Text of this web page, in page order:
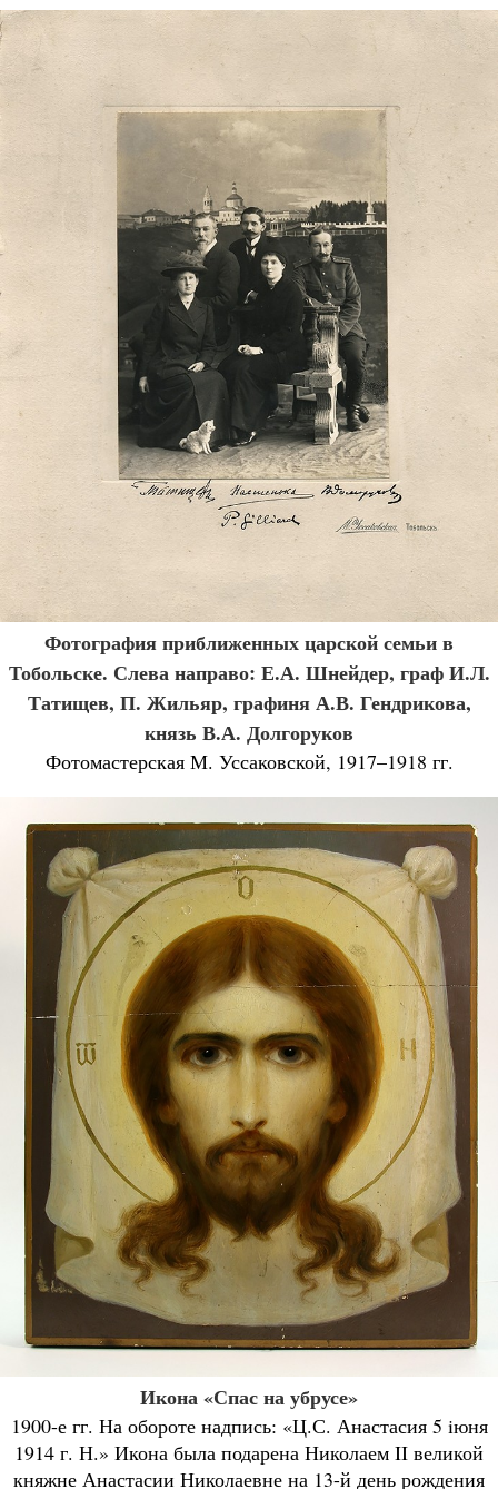
Фотография приближенных царской семьи в
Тобольске. Слева направо: Е.А. Шнейдер, граф И.Л.
Татищев, П. Жильяр, графиня А.В. Гендрикова,
князь В.А. Долгоруков
Фотомастерская М. Уссаковской, 1917–1918 гг.
Икона «Спас на убрусе»
1900-е гг. На обороте надпись: «Ц.С. Анастасия 5 iюня
1914 г. Н.» Икона была подарена Николаем II великой
княжне Анастасии Николаевне на 13-й день рождения